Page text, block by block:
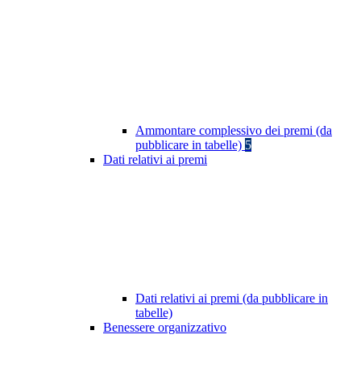
Ammontare complessivo dei premi (da
pubblicare in tabelle) 5
Dati relativi ai premi
Dati relativi ai premi (da pubblicare in
tabelle)
Benessere organizzativo